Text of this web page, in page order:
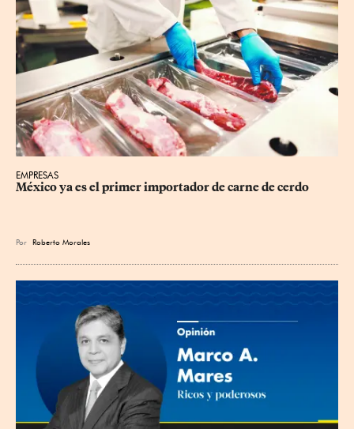
EMPRESAS
México ya es el primer importador de carne de cerdo
Por Roberto Morales